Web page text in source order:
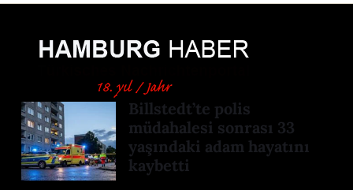
Billstedt’te polis
müdahalesi sonrası 33
yaşındaki adam hayatını
kaybetti